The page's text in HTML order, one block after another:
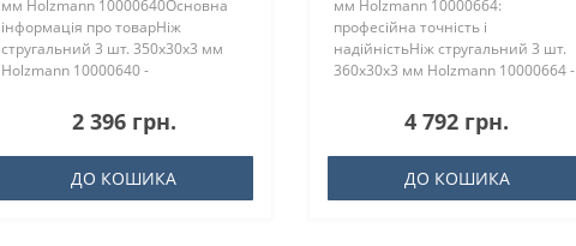
мм Holzmann 10000640Основна
інформація про товарНіж
стругальний 3 шт. 350x30x3 мм
Holzmann 10000640 -
2 396 грн.
ДО КОШИКА
мм Holzmann 10000664:
професійна точність і
надійністьНіж стругальний 3 шт.
360x30x3 мм Holzmann 10000664 -
4 792 грн.
ДО КОШИКА